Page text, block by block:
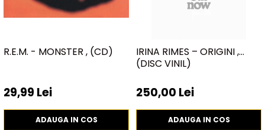
R.E.M. - MONSTER , (CD)
29,99 Lei
ADAUGA IN COS
IRINA RIMES – ORIGINI ,
(DISC VINIL)
250,00 Lei
ADAUGA IN COS